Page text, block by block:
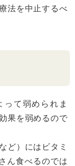
法を中止するべ
って弱められま
果を弱めるので
ど）にはビタミ
ん食べるのでは